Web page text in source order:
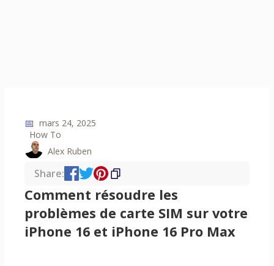
📅 mars 24, 2025
How To
Alex Ruben
Share:
Comment résoudre les
problèmes de carte SIM sur votre
iPhone 16 et iPhone 16 Pro Max